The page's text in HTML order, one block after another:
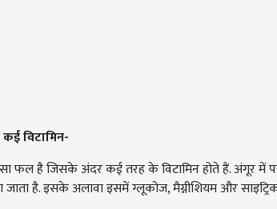
विटामिन-
फल है जिसके अंदर कई तरह के विटामिन होते हैं. अंगूर में
जाता है. इसके अलावा इसमें ग्लूकोज, मैग्नीशियम और